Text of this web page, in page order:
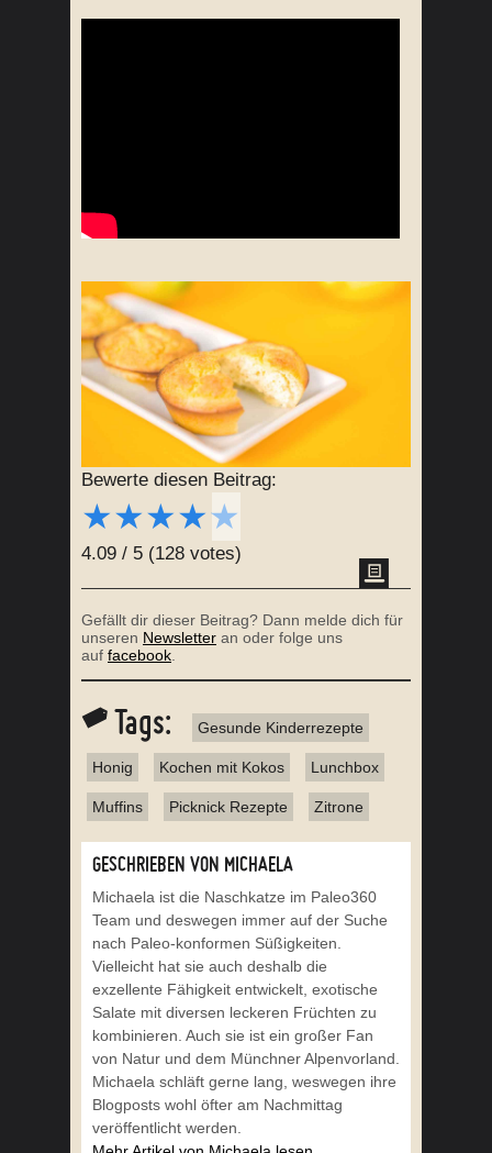
Bewerte diesen Beitrag:
★★★★★
4.09 / 5 (128 votes)
Gefällt dir dieser Beitrag? Dann melde dich für
unseren Newsletter an oder folge uns
auf facebook.
Tags: Gesunde Kinderrezepte
Honig Kochen mit Kokos Lunchbox
Muffins Picknick Rezepte Zitrone
GESCHRIEBEN VON MICHAELA
Michaela ist die Naschkatze im Paleo360
Team und deswegen immer auf der Suche
nach Paleo-konformen Süßigkeiten.
Vielleicht hat sie auch deshalb die
exzellente Fähigkeit entwickelt, exotische
Salate mit diversen leckeren Früchten zu
kombinieren. Auch sie ist ein großer Fan
von Natur und dem Münchner Alpenvorland.
Michaela schläft gerne lang, weswegen ihre
Blogposts wohl öfter am Nachmittag
veröffentlicht werden.